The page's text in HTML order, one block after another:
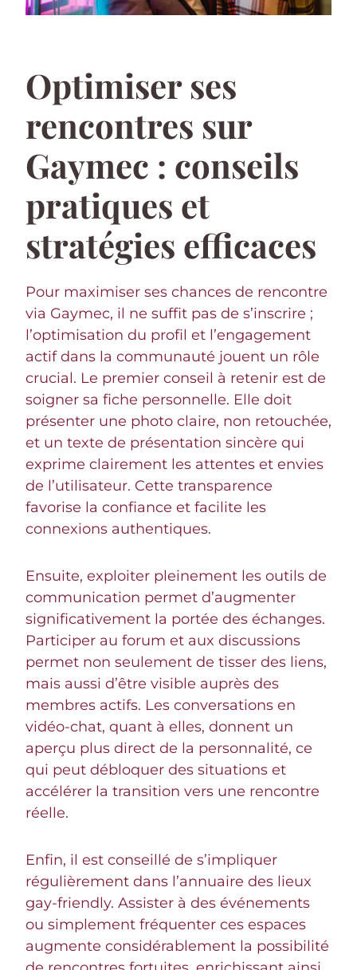
Optimiser ses
rencontres sur
Gaymec : conseils
pratiques et
stratégies efficaces
Pour maximiser ses chances de rencontre
via Gaymec, il ne suffit pas de s’inscrire ;
l’optimisation du profil et l’engagement
actif dans la communauté jouent un rôle
crucial. Le premier conseil à retenir est de
soigner sa fiche personnelle. Elle doit
présenter une photo claire, non retouchée,
et un texte de présentation sincère qui
exprime clairement les attentes et envies
de l’utilisateur. Cette transparence
favorise la confiance et facilite les
connexions authentiques.
Ensuite, exploiter pleinement les outils de
communication permet d’augmenter
significativement la portée des échanges.
Participer au forum et aux discussions
permet non seulement de tisser des liens,
mais aussi d’être visible auprès des
membres actifs. Les conversations en
vidéo-chat, quant à elles, donnent un
aperçu plus direct de la personnalité, ce
qui peut débloquer des situations et
accélérer la transition vers une rencontre
réelle.
Enfin, il est conseillé de s’impliquer
régulièrement dans l’annuaire des lieux
gay-friendly. Assister à des événements
ou simplement fréquenter ces espaces
augmente considérablement la possibilité